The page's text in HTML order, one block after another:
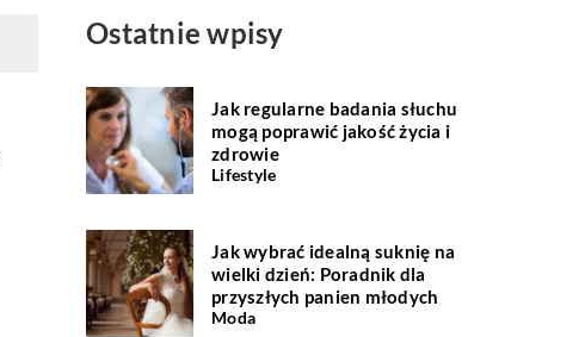
Ostatnie wpisy
Jak regularne badania słuchu
mogą poprawić jakość życia i
zdrowie
Lifestyle
Jak wybrać idealną suknię na
wielki dzień: Poradnik dla
przyszłych panien młodych
Moda